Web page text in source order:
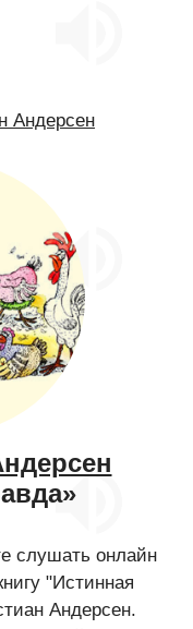
Андерсен
слушать онлайн
"Истинная
Андерсен.